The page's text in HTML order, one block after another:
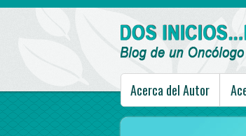
Acerca del Autor